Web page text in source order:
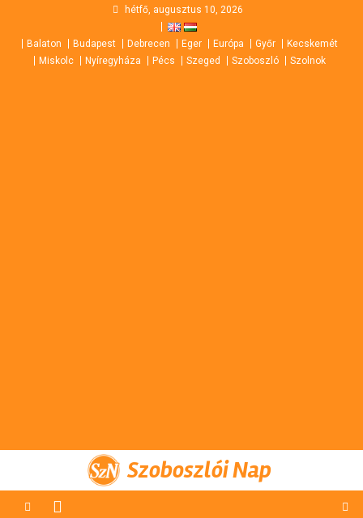
content
hétfő, augusztus 10, 2026
Balaton Budapest Debrecen Eger Európa Győr
Kecskemét
Miskolc
Nyíregyháza Pécs Szeged Szoboszló Szolnok
Szoboszlói Nap